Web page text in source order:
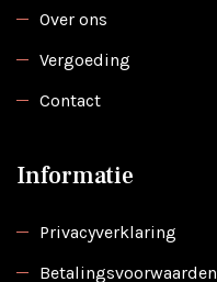
Over ons
Vergoeding
Contact
Informatie
Privacyverklaring
Betalingsvoorwaarden